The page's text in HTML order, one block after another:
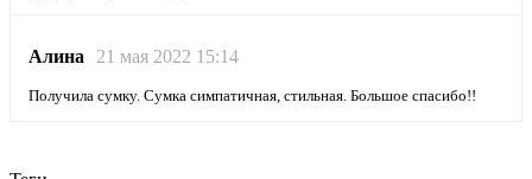
Алина 21 мая 2022 15:14
Получила сумку. Сумка симпатичная, стильная. Большое спасибо!!